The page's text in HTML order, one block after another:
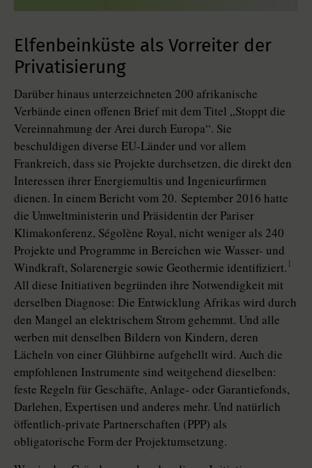
Elfenbeinküste als Vorreiter der
Privatisierung
Darüber hinaus unterzeichneten 200 afrikanische
Verbände einen offenen Brief mit dem Titel „Stoppt die
Vereinnahmung der Arei durch Europa“. Sie
beschuldigen diverse EU-Länder und vor allem
Frankreich, dass sie Projekte durchsetzen, die direkt den
Interessen ihrer Energiemultis und Ingenieurfirmen
dienen. In einem Bericht vom 20. September 2016 hatte
die Umweltministerin und Präsidentin der Pariser
Klimakonferenz, Ségolène Royal, nicht weniger als 240
Projekte und Programme in Bereichen wie Wasser- und
Windkraft, Solarenergie sowie Geothermie identifiziert. 1
All diese Initiativen begründen ihre Notwendigkeit mit
derselben Diagnose: Die Entwicklung Afrikas wird durch
den Mangel an elektrischem Strom gehemmt. Und alle
werben mit denselben Bildern von Kindern, deren
Lächeln von einer Glühbirne aufgehellt wird. Auch die
empfohlenen Instrumente sind weitgehend dieselben:
feste Regeln für Geschäfte, Anlage- oder Garantiefonds,
Darlehen, Expertisen und anderes mehr. Und natürlich
öffentlich-private Partnerschaften (PPP) als
obligatorische Form der Projektumsetzung.